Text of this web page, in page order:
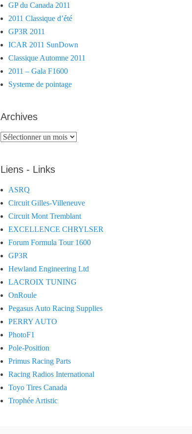
GP du Canada 2011
2011 Classique d’été
GP3R 2011
ICAR 2011 SunDown
Classique Automne 2011
2011 – Gala F1600
Systeme de pointage
Archives
Archives
Liens - Links
ASRQ
Circuit Gilles-Villeneuve
Circuit Mont Tremblant
EXCELLENCE CHRYLSER
Forum Formula Tour 1600
GP3R
Hewland Engineering Ltd
LACROIX TUNING
OnRoule
Pegasus Auto Racing Supplies
PERRY AUTO
PhotoF1
Pole-Position
Primus Racing Parts
Racing Radios International
Toyo Tires Canada
Trophée Artistic